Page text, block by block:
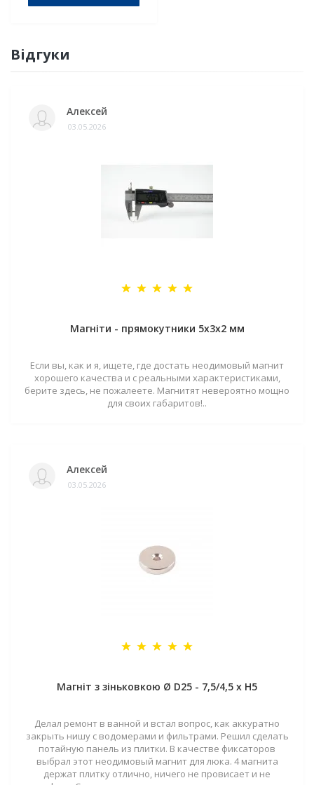
Відгуки
Алексей
03.05.2026
Магніти - прямокутники 5x3x2 мм
Если вы, как и я, ищете, где достать неодимовый магнит
хорошего качества и с реальными характеристиками,
берите здесь, не пожалеете. Магнитят невероятно мощно
для своих габаритов!..
Алексей
03.05.2026
Магніт з зіньковкою Ø D25 - 7,5/4,5 х H5
Делал ремонт в ванной и встал вопрос, как аккуратно
закрыть нишу с водомерами и фильтрами. Решил сделать
потайную панель из плитки. В качестве фиксаторов
выбрал этот неодимовый магнит для люка. 4 магнита
держат плитку отлично, ничего не провисает и не